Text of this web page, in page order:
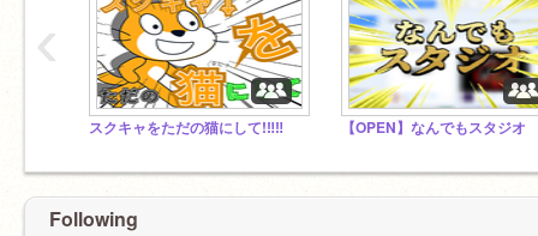
スクキャをただの猫にして!‼‼ 【OPEN】なんでもスタジオ
‹
Following